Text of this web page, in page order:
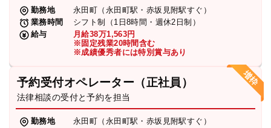
勤務地
永田町（永田町駅・赤坂見附駅すぐ）
業務時間
シフト制（1日8時間・週休2日制）
給与
月給38万1,563円
※固定残業20時間含む
※成績優秀者には特別賞与あり
予約受付オペレーター（正社員）
法律相談の受付と予約を担当
勤務地
永田町（永田町駅・赤坂見附駅すぐ）